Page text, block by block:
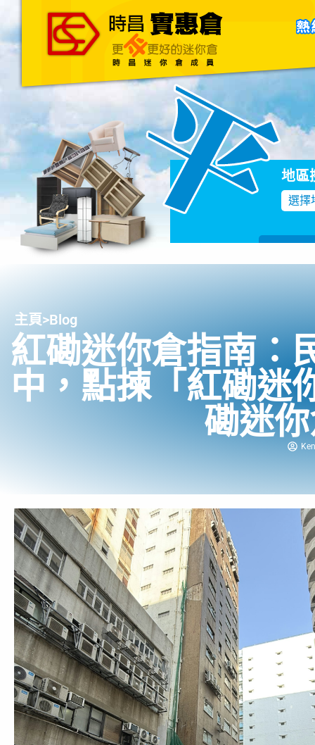
主頁 關於我們 聯絡我們
地區
選擇
主頁>Blog
紅磡迷你倉指南：
中，點揀「紅磡迷
磡迷